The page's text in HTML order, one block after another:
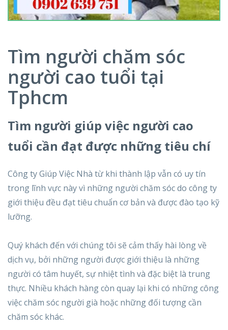
Tìm người chăm sóc
người cao tuổi tại
Tphcm
Tìm người giúp việc người cao
tuổi cần đạt được những tiêu chí
Công ty Giúp Việc Nhà từ khi thành lập vẫn có uy tín
trong lĩnh vực này vì những người chăm sóc do công ty
giới thiệu đều đạt tiêu chuẩn cơ bản và được đào tạo kỹ
lưỡng.
Quý khách đến với chúng tôi sẽ cảm thấy hài lòng về
dịch vụ, bởi những người được giới thiệu là những
người có tâm huyết, sự nhiệt tình và đặc biệt là trung
thực. Nhiều khách hàng còn quay lại khi có những công
việc chăm sóc người già hoặc những đối tượng cần
chăm sóc khác.